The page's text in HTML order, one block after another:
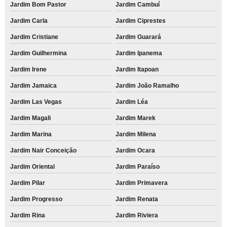
Jardim Bom Pastor Jardim Cambuí
Jardim Carla Jardim Ciprestes
Jardim Cristiane Jardim Guarará
Jardim Guilhermina Jardim Ipanema
Jardim Irene Jardim Itapoan
Jardim Jamaica Jardim João Ramalho
Jardim Las Vegas Jardim Léa
Jardim Magali Jardim Marek
Jardim Marina Jardim Milena
Jardim Nair Conceição Jardim Ocara
Jardim Oriental Jardim Paraíso
Jardim Pilar Jardim Primavera
Jardim Progresso Jardim Renata
Jardim Rina Jardim Riviera